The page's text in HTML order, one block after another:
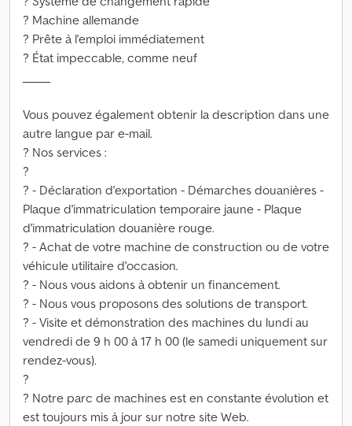
? Machine allemande
? Prête à l'emploi immédiatement
? État impeccable, comme neuf
Vous pouvez également obtenir la description dans une
autre langue par e-mail.
? Nos services :
?
? - Déclaration d'exportation - Démarches douanières -
Plaque d'immatriculation temporaire jaune - Plaque
d'immatriculation douanière rouge.
? - Achat de votre machine de construction ou de votre
véhicule utilitaire d'occasion.
? - Nous vous aidons à obtenir un financement.
? - Nous vous proposons des solutions de transport.
? - Visite et démonstration des machines du lundi au
vendredi de 9 h 00 à 17 h 00 (le samedi uniquement sur
rendez-vous).
?
? Notre parc de machines est en constante évolution et
est toujours mis à jour sur notre site Web.